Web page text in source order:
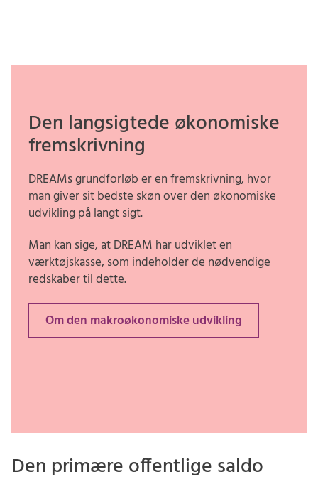
Den langsigtede økonomiske
fremskrivning
DREAMs grundforløb er en fremskrivning, hvor
man giver sit bedste skøn over den økonomiske
udvikling på langt sigt.
Man kan sige, at DREAM har udviklet en
værktøjskasse, som indeholder de nødvendige
redskaber til dette.
Om den makroøkonomiske udvikling
Den primære offentlige saldo